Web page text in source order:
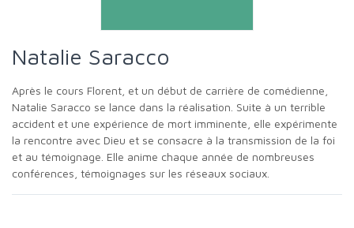
Natalie Saracco
Après le cours Florent, et un début de carrière de comédienne,
Natalie Saracco se lance dans la réalisation. Suite à un terrible
accident et une expérience de mort imminente, elle expérimente
la rencontre avec Dieu et se consacre à la transmission de la foi
et au témoignage. Elle anime chaque année de nombreuses
conférences, témoignages sur les réseaux sociaux.